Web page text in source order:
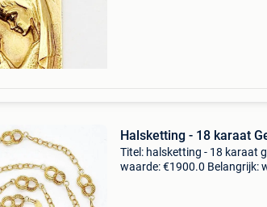
Halsketting - 18 karaat
Titel: halsketting - 18 karaat
waarde: €1900.0 Belangrijk: